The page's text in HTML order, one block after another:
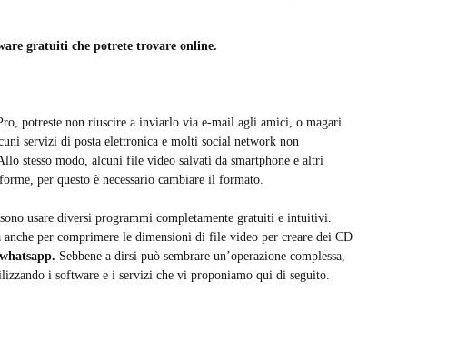
gratuiti che potrete trovare online.
potreste non riuscire a inviarlo via e-mail agli amici, o magari
servizi di posta elettronica e molti social network non
stesso modo, alcuni file video salvati da smartphone e altri
per questo è necessario cambiare il formato.
usare diversi programmi completamente gratuiti e intuitivi.
per comprimere le dimensioni di file video per creare dei CD
Sebbene a dirsi può sembrare un’operazione complessa,
i software e i servizi che vi proponiamo qui di seguito.